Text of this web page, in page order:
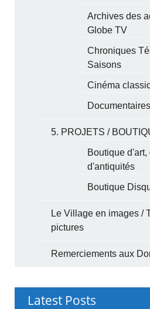
Archives des
Globe TV
Chroniques
Saisons
Cinéma
5. PROJETS /
Boutique
d'antiquités
Boutique
Le Village en images /
pictures
Remerciements aux
Latest Posts